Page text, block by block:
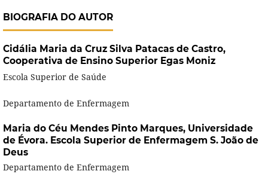
BIOGRAFIA DO AUTOR
Cidália Maria da Cruz Silva Patacas de Castro,
Cooperativa de Ensino Superior Egas Moniz
Escola Superior de Saúde
Departamento de Enfermagem
Maria do Céu Mendes Pinto Marques, Universidade
de Évora. Escola Superior de Enfermagem S. João de
Deus
Departamento de Enfermagem